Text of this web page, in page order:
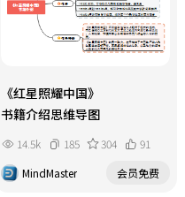
《红星照耀中国》
书籍介绍思维导图
14.5k 185 304
91
MindMaster
会员免费